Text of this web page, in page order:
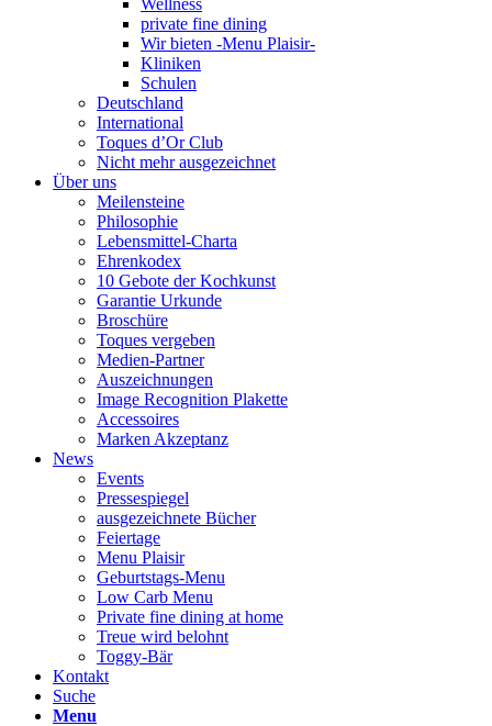
Wellness
private fine dining
Wir bieten -Menu Plaisir-
Kliniken
Schulen
Deutschland
International
Toques d’Or Club
Nicht mehr ausgezeichnet
Über uns
Meilensteine
Philosophie
Lebensmittel-Charta
Ehrenkodex
10 Gebote der Kochkunst
Garantie Urkunde
Broschüre
Toques vergeben
Medien-Partner
Auszeichnungen
Image Recognition Plakette
Accessoires
Marken Akzeptanz
News
Events
Pressespiegel
ausgezeichnete Bücher
Feiertage
Menu Plaisir
Geburtstags-Menu
Low Carb Menu
Private fine dining at home
Treue wird belohnt
Toggy-Bär
Kontakt
Suche
Menu